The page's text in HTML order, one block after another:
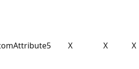
X X X